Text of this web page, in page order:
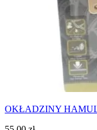
OKŁADZINY